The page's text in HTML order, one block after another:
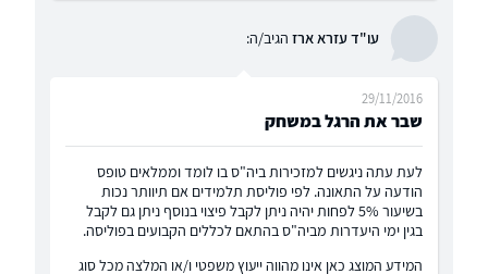
עו"ד עזרא ארז הגיב/ה:
שבר את הרגל במשחק
29/11/2016
לעת עתה ניגשים למזכירות ביה"ס בו לומד וממלאים טופס
הודעה על התאונה. לפי פוליסת תלמידים אם תיוותר נכות
בשיעור 5% לפחות יהיה ניתן לקבל פיצוי בנוסף ניתן גם לקבל
בגין ימי היעדרות מביה"ס בהתאם לכללים הקבועים בפוליסה.
המידע המוצג כאן אינו מהווה ייעוץ משפטי ו/או המלצה מכל סוג